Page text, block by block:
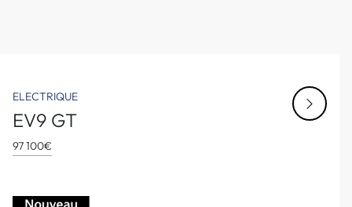
ELECTRIQUE
EV9 GT
97 100€